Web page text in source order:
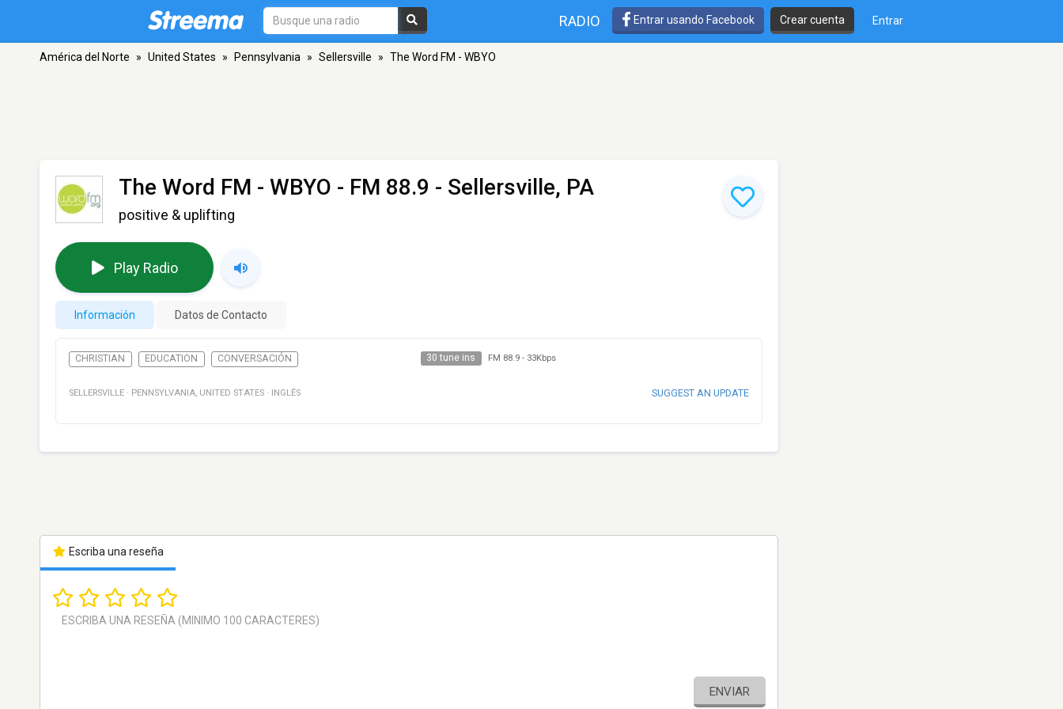
RADIO Entrar usando Facebook Crear cuenta Entrar
América del Norte » United States » Pennsylvania » Sellersville » The Word FM - WBYO
The Word FM - WBYO - FM 88.9 - Sellersville, PA
positive & uplifting
Play Radio
Información Datos de Contacto
CHRISTIAN EDUCATION CONVERSACIÓN 30 tune ins FM 88.9- 33Kbps
SELLERSVILLE · PENNSYLVANIA, UNITED STATES · INGLÉS SUGGEST AN UPDATE
Escriba una reseña
ENVIAR